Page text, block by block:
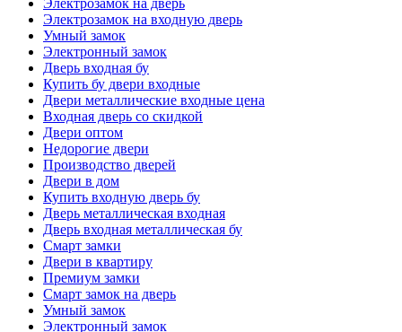
Электрозамок на дверь
Электрозамок на входную дверь
Умный замок
Электронный замок
Дверь входная бу
Купить бу двери входные
Двери металлические входные цена
Входная дверь со скидкой
Двери оптом
Недорогие двери
Производство дверей
Двери в дом
Купить входную дверь бу
Дверь металлическая входная
Дверь входная металлическая бу
Смарт замки
Двери в квартиру
Премиум замки
Смарт замок на дверь
Умный замок
Электронный замок